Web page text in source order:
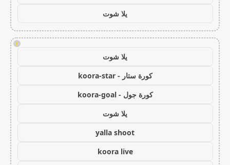
يلا شوت
!
يلا شوت
كورة ستار - koora-star
كورة جول - koora-goal
يلا شوت
yalla shoot
koora live